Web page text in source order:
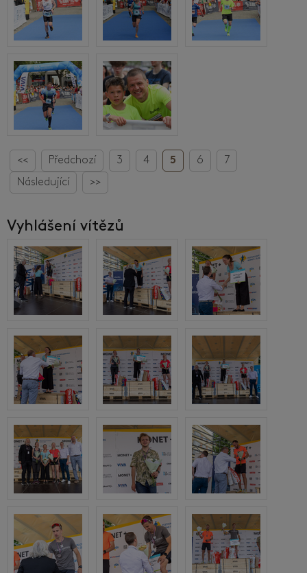
<< Předchozí 3 4 5 6
7
Následující
>>
Vyhlášení vítězů